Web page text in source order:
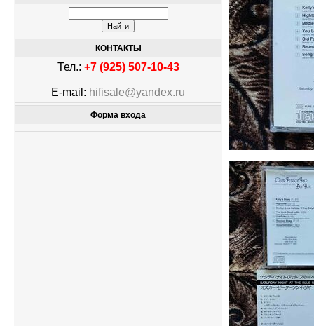
КОНТАКТЫ
Тел.: +7 (925) 507-10-43
E-mail: hifisale@yandex.ru
Форма входа